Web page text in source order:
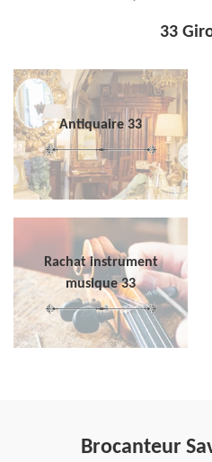
33
Antiquaire 33
Rachat instrument
musique 33
Brocanteur